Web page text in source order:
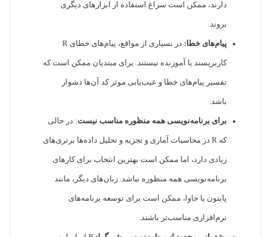
دارند، ممکن است سراغ استفاده از ابزارهای دیگری
بروند.
پیام‌های خطا: در بسیاری از مواقع، پیام‌های خطای R
کاربرپسند یا آموزنده نیستند. برای مبتدیان ممکن است که
تفسیر پیام‌های خطا و عیب‌یابی موثر کد آن‌ها دشوار
باشد.
برای برنامه‌نویسی همه منظوره مناسب نیست: در حالی
که R در محاسبات آماری و تجزیه و تحلیل داده‌ها برتری‌های
زیادی دارد، اما ممکن است بهترین انتخاب برای کارهای
برنامه‌نویسی همه منظوره نباشد. زبان‌های دیگر، مانند
پایتون یا جاوا، ممکن است برای توسعه برنامه‌های
نرم‌افزاری مناسب‌تر باشند.